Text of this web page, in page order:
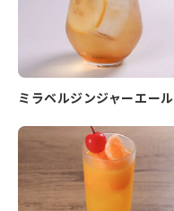
ミラベルジンジャーエール